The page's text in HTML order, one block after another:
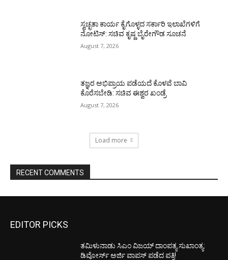
ಸ್ವಚ್ಛತಾ ಕಾರ್ಯ ಕೈಗೊಳ್ಳದ ಸರ್ಕಾರಿ ಇಲಾಖೆಗಳಿಗೆ
ನೋಟಿಸ್: ಸಚಿವ ಕೃಷ್ಣ ಬೈರೇಗೌಡ ಸೂಚನೆ
August 7, 2026
ತಜ್ಞರ ಅಭಿಪ್ರಾಯ ಪಡೆಯದೆ ಕೊಳವೆ ಬಾವಿ
ಕೊರೆಸಬೇಡಿ: ಸಚಿವ ಈಶ್ವರ ಖಂಡ್ರೆ
August 7, 2026
Load more
RECENT COMMENTS
EDITOR PICKS
ತಮಿಳುನಾಡು ಸಿಎಂ ವಿಜಯ್‌ ದಾಂಪತ್ಯ ಸುಖಾಂತ್ಯ:
ಡಿವೋರ್ಸ್‌ ಅರ್ಜಿ ವಾಪಸ್‌ ಪಡೆದ ಪತ್ನಿ!